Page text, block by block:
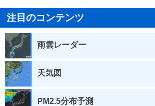
注目のコンテンツ
雨雲レーダー
天気図
PM2.5分布予測